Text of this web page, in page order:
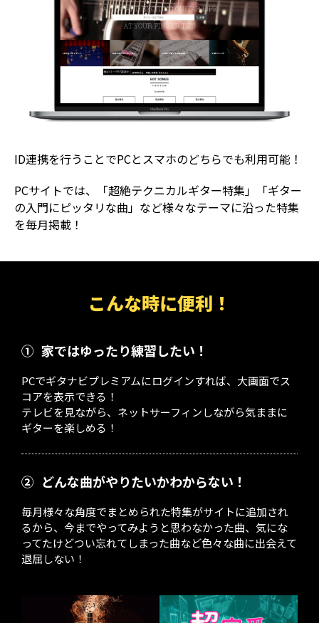
ID連携を行うことでPCとスマホのどちらでも利用可能！
PCサイトでは、「超絶テクニカルギター特集」「ギター
の入門にピッタリな曲」など様々なテーマに沿った特集
を毎月掲載！
こんな時に便利！
① 家ではゆったり練習したい！
PCでギタナビプレミアムにログインすれば、大画面でス
コアを表示できる！
テレビを見ながら、ネットサーフィンしながら気ままに
ギターを楽しめる！
② どんな曲がやりたいかわからない！
毎月様々な角度でまとめられた特集がサイトに追加され
るから、今までやってみようと思わなかった曲、気にな
ってたけどつい忘れてしまった曲など色々な曲に出会えて
退屈しない！